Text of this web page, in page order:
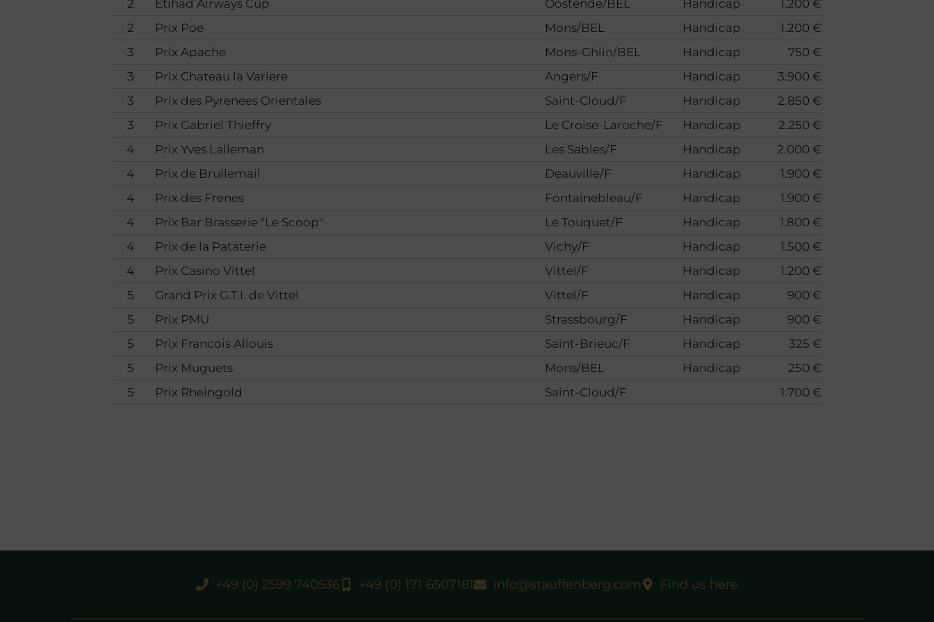
2
Etihad Airways Cup Oostende/BEL Handicap
1.200 €
2
Prix Poe Mons/BEL Handicap
1.200 €
3
Prix Apache Mons-Ghlin/BEL Handicap
750 €
3
Prix Chateau la Variere Angers/F Handicap
3.900 €
3
Prix des Pyrenees Orientales Saint-Cloud/F Handicap
2.850 €
3
Prix Gabriel Thieffry Le Croise-Laroche/F Handicap
2.250 €
4
Prix Yves Lalleman Les Sables/F Handicap
2.000 €
4
Prix de Brullemail Deauville/F Handicap
1.900 €
4
Prix des Frenes Fontainebleau/F Handicap
1.900 €
4
Prix Bar Brasserie "Le Scoop" Le Touquet/F Handicap
1.800 €
4
Prix de la Pataterie Vichy/F Handicap
1.500 €
4
Prix Casino Vittel Vittel/F Handicap
1.200 €
5
Grand Prix G.T.I. de Vittel Vittel/F Handicap
900 €
5
Prix PMU Strassbourg/F Handicap
900 €
5
Prix Francois Allouis Saint-Brieuc/F Handicap
325 €
5
Prix Muguets Mons/BEL Handicap
250 €
5
Prix Rheingold Saint-Cloud/F 1.700 €
+49 (0) 2599 740536 +49 (0) 171 6507181 info@stauffenberg.com Find us here